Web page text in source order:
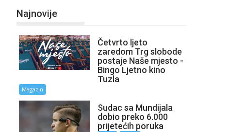
Najnovije
Četvrto ljeto
zaredom Trg slobode
postaje Naše mjesto -
Bingo Ljetno kino
Tuzla
Magazin
Sudac sa Mundijala
dobio preko 6.000
prijetećih poruka